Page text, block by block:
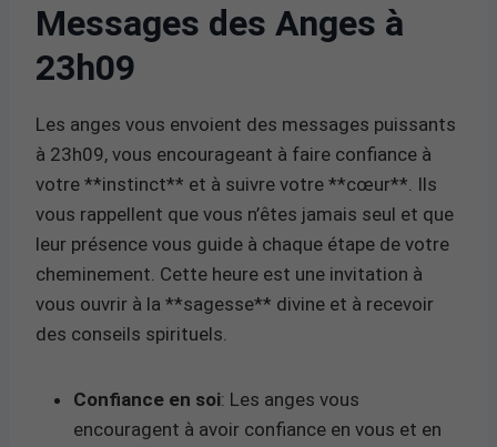
Messages des Anges à
23h09
Les anges vous envoient des messages puissants
à 23h09, vous encourageant à faire confiance à
votre **instinct** et à suivre votre **cœur**. Ils
vous rappellent que vous n’êtes jamais seul et que
leur présence vous guide à chaque étape de votre
cheminement. Cette heure est une invitation à
vous ouvrir à la **sagesse** divine et à recevoir
des conseils spirituels.
Confiance en soi: Les anges vous
encouragent à avoir confiance en vous et en